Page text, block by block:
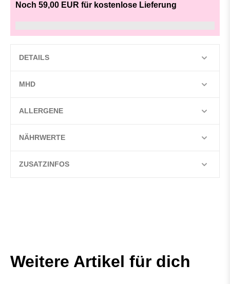
Noch 59,00 EUR für kostenlose Lieferung
DETAILS
MHD
ALLERGENE
NÄHRWERTE
ZUSATZINFOS
Weitere Artikel für dich